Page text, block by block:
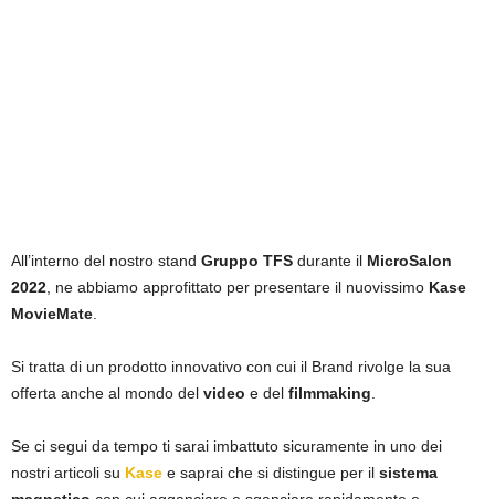
All’interno del nostro stand Gruppo TFS durante il MicroSalon
2022, ne abbiamo approfittato per presentare il nuovissimo Kase
MovieMate.
Si tratta di un prodotto innovativo con cui il Brand rivolge la sua
offerta anche al mondo del video e del filmmaking.
Se ci segui da tempo ti sarai imbattuto sicuramente in uno dei
nostri articoli su Kase e saprai che si distingue per il sistema